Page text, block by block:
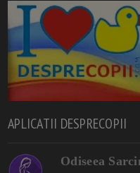
APLICATII DESPRECOPII
Odiseea